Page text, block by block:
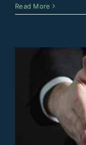
Read More